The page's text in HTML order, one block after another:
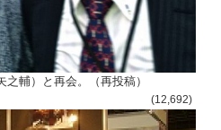
輔）と再会。（再投稿）
(12,692)